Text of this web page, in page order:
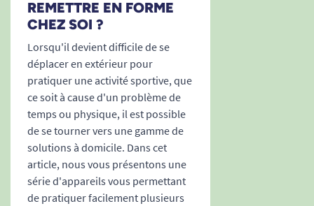
REMETTRE EN FORME
CHEZ SOI ?
Lorsqu'il devient difficile de se
déplacer en extérieur pour
pratiquer une activité sportive, que
ce soit à cause d'un problème de
temps ou physique, il est possible
de se tourner vers une gamme de
solutions à domicile. Dans cet
article, nous vous présentons une
série d'appareils vous permettant
de pratiquer facilement plusieurs